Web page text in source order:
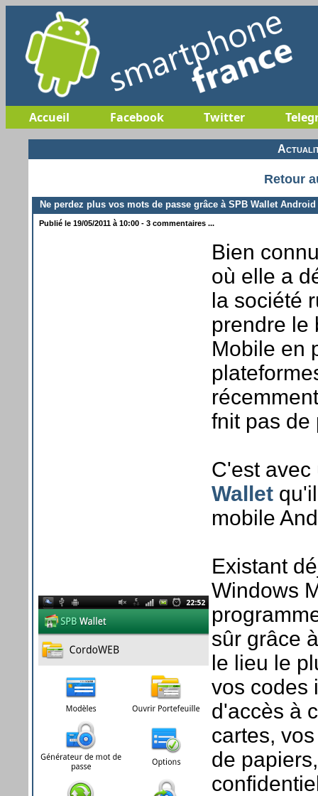
Accueil Facebook Twitter
Retour
Ne perdez plus vos mots de passe grâce à SPB Wallet Android
Publié le 19/05/2011 à 10:00 - 3 commentaires ...
Bien
où elle a
la société
prendre le
Mobile en
fnit pas de
C'est
Wallet
mobile
Existant
Windows
sûr grâce
le lieu le
vos codes
d'accès à
cartes,
de